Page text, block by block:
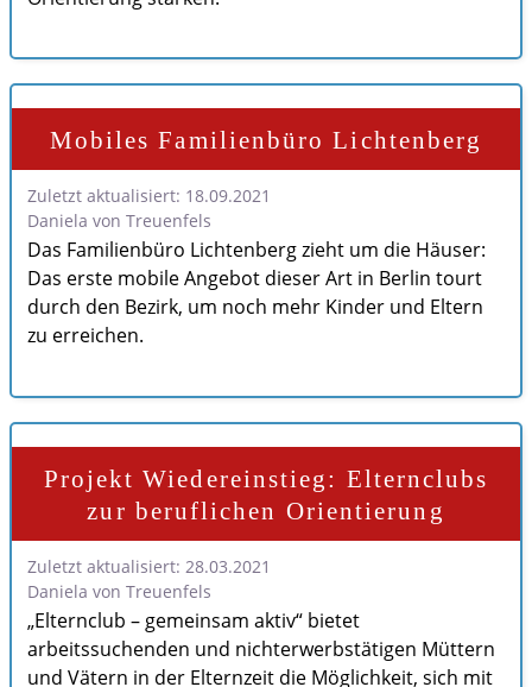
Mobiles Familienbüro Lichtenberg
Zuletzt aktualisiert: 18.09.2021
Daniela von Treuenfels
Das Familienbüro Lichtenberg zieht um die Häuser:
Das erste mobile Angebot dieser Art in Berlin tourt
durch den Bezirk, um noch mehr Kinder und Eltern
zu erreichen.
Projekt Wiedereinstieg: Elternclubs
zur beruflichen Orientierung
Zuletzt aktualisiert: 28.03.2021
Daniela von Treuenfels
„Elternclub – gemeinsam aktiv“ bietet
arbeitssuchenden und nichterwerbstätigen Müttern
und Vätern in der Elternzeit die Möglichkeit, sich mit